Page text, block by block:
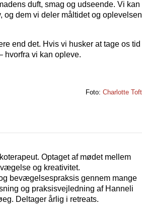
duft, smag og udseende. Vi kan
og dem vi deler måltidet og oplevelsen
end det. Hvis vi husker at tage os tid
hvorfra vi kan opleve.
Foto: Charlotte Toft
Optaget af mødet mellem
og kreativitet.
bevægelsespraksis gennem mange
og praksisvejledning af Hanneli
Deltager årlig i retreats.